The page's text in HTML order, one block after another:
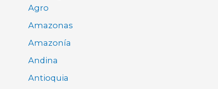
Agro
Amazonas
Amazonía
Andina
Antioquia